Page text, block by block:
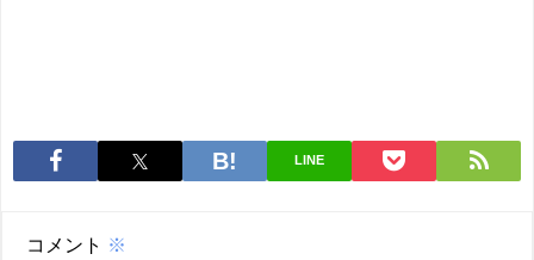
LINE
コメント ※